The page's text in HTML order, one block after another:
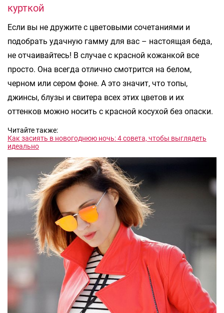
курткой
Если вы не дружите с цветовыми сочетаниями и
подобрать удачную гамму для вас – настоящая беда,
не отчаивайтесь! В случае с красной кожанкой все
просто. Она всегда отлично смотрится на белом,
черном или сером фоне. А это значит, что топы,
джинсы, блузы и свитера всех этих цветов и их
оттенков можно носить с красной косухой без опаски.
Читайте также:
Как засиять в новогоднюю ночь: 4 совета, чтобы выглядеть
идеально